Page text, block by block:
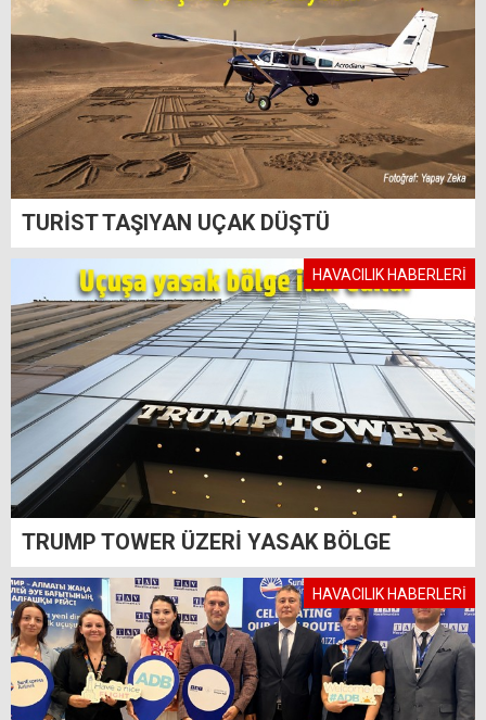
TURİST TAŞIYAN UÇAK DÜŞTÜ
HAVACILIK HABERLERİ
TRUMP TOWER ÜZERİ YASAK BÖLGE
HAVACILIK HABERLERİ